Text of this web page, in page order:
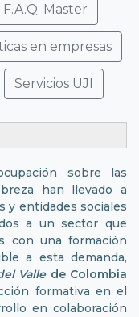
F.A.Q. Master
en empresas
Servicios UJI
sobre las
han llevado a
y entidades sociales
a un sector que
con una formación
a esta demanda,
Valle de Colombia
formativa en el
en colaboración